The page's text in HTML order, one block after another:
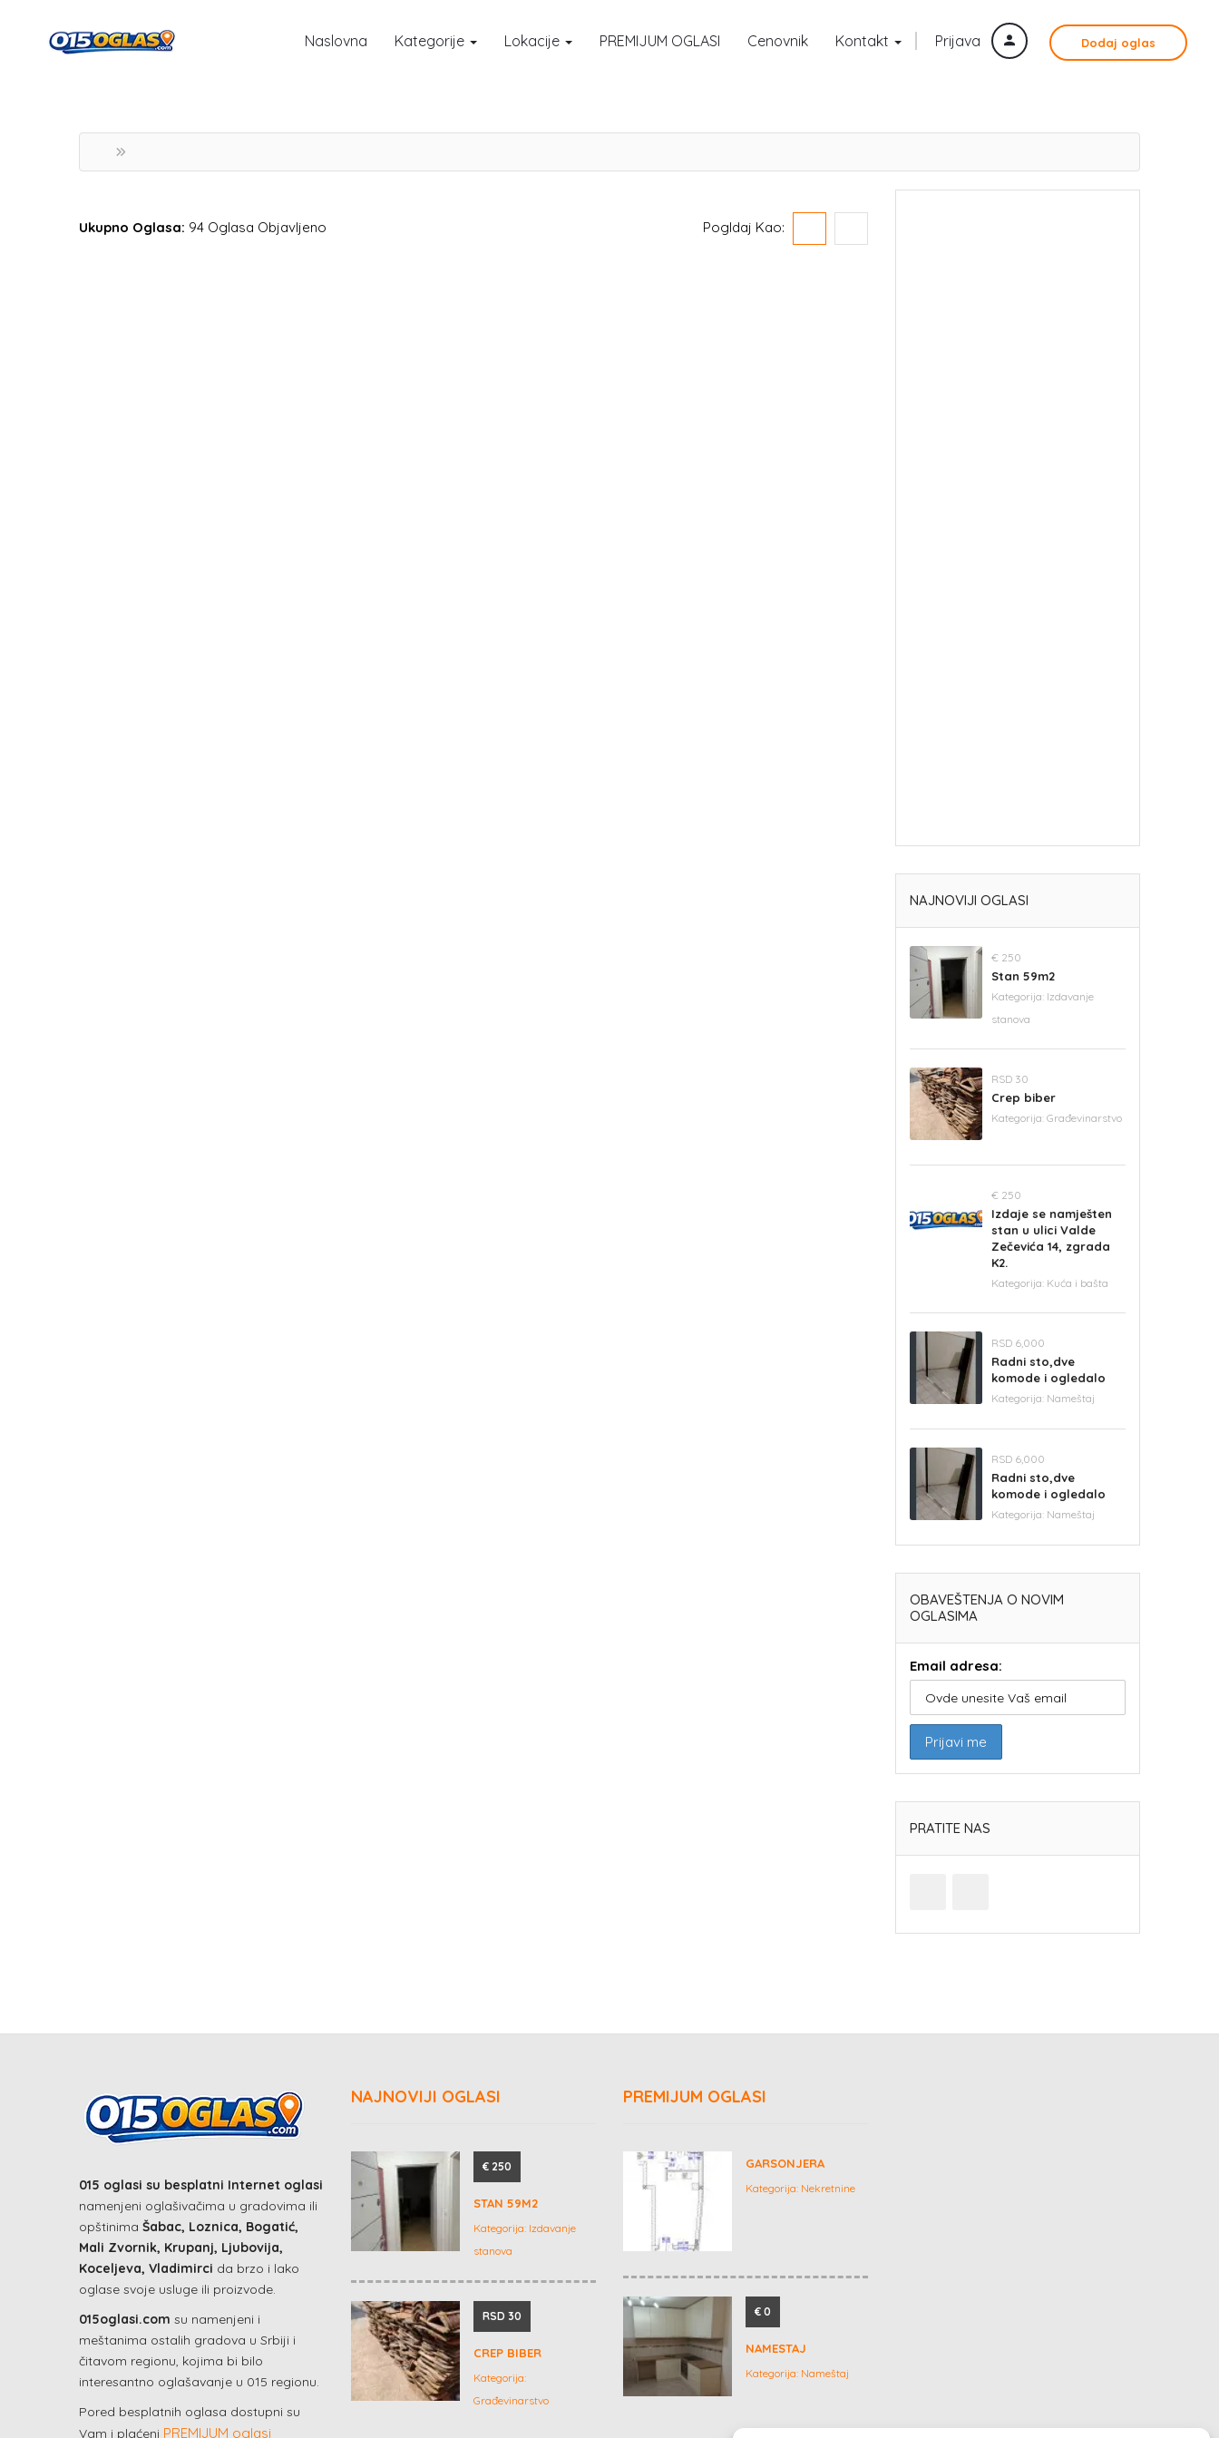
Prijava Dodaj oglas
Naslovna Kategorije Lokacije PREMIJUM OGLASI Cenovnik Kontakt
Ukupno Oglasa: 94 Oglasa Objavljeno Pogldaj Kao:
NAJNOVIJI OGLASI
€ 250
Stan 59m2
Kategorija: Izdavanje
stanova
RSD 30
Crep biber
Kategorija: Građevinarstvo
€ 250
Izdaje se namješten
stan u ulici Valde
Zečevića 14, zgrada
K2.
Kategorija: Kuća i bašta
RSD 6,000
Radni sto,dve
komode i ogledalo
Kategorija: Nameštaj
RSD 6,000
Radni sto,dve
komode i ogledalo
Kategorija: Nameštaj
OBAVEŠTENJA O NOVIM
OGLASIMA
Email adresa:
PRATITE NAS
015 oglasi su besplatni Internet oglasi
namenjeni oglašivačima u gradovima ili
opštinima Šabac, Loznica, Bogatić,
Mali Zvornik, Krupanj, Ljubovija,
Koceljeva, Vladimirci da brzo i lako
oglase svoje usluge ili proizvode.
015oglasi.com su namenjeni i
meštanima ostalih gradova u Srbiji i
čitavom regionu, kojima bi bilo
interesantno oglašavanje u 015 regionu.
Pored besplatnih oglasa dostupni su
Vam i plaćeni PREMIJUM oglasi
NAJNOVIJI OGLASI
€ 250
STAN 59M2
Kategorija: Izdavanje
stanova
RSD 30
CREP BIBER
Kategorija:
Građevinarstvo
PREMIJUM OGLASI
GARSONJERA
Kategorija: Nekretnine
€ 0
NAMESTAJ
Kategorija: Nameštaj